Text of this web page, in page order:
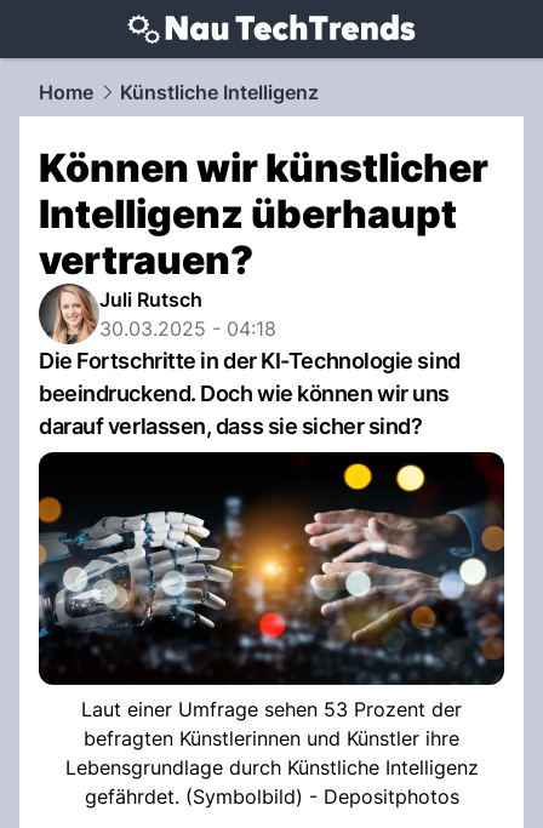
techtrends.NAU.ch
Home Künstliche Intelligenz
Können wir künstlicher
Intelligenz überhaupt
vertrauen?
Juli Rutsch
30.03.2025 - 04:18
Die Fortschritte in der KI-Technologie sind
beeindruckend. Doch wie können wir uns
darauf verlassen, dass sie sicher sind?
Laut einer Umfrage sehen 53 Prozent der
befragten Künstlerinnen und Künstler ihre
Lebensgrundlage durch Künstliche Intelligenz
gefährdet. (Symbolbild) - Depositphotos